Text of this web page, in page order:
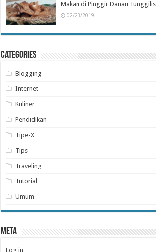
Makan di Pinggir Danau Tunggilis
02/23/2019
Categories
Blogging
Internet
Kuliner
Pendidikan
Tipe-X
Tips
Traveling
Tutorial
Umum
Meta
Log in